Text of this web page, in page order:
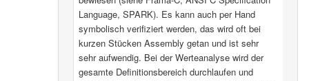
Language, SPARK). Es kann auch per Hand
symbolisch verifiziert werden, das wird oft bei
kurzen Stücken Assembly getan und ist sehr
sehr aufwendig. Bei der Werteanalyse wird der
gesamte Definitionsbereich durchlaufen und